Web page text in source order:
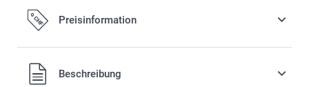
Trockenblumen
12.00/Stück
Preisinformation
Alle Preise verstehen sich in Schweizer Franken (CHF) inkl.
MwSt. und zzgl. Versandkosten.
Beschreibung